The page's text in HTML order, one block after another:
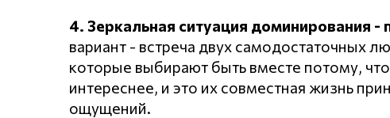
4. Зеркальная ситуация доминирования -
вариант - встреча двух самодостаточных
которые выбирают быть вместе потому, что
интереснее, и это их совместная жизнь
ощущений.